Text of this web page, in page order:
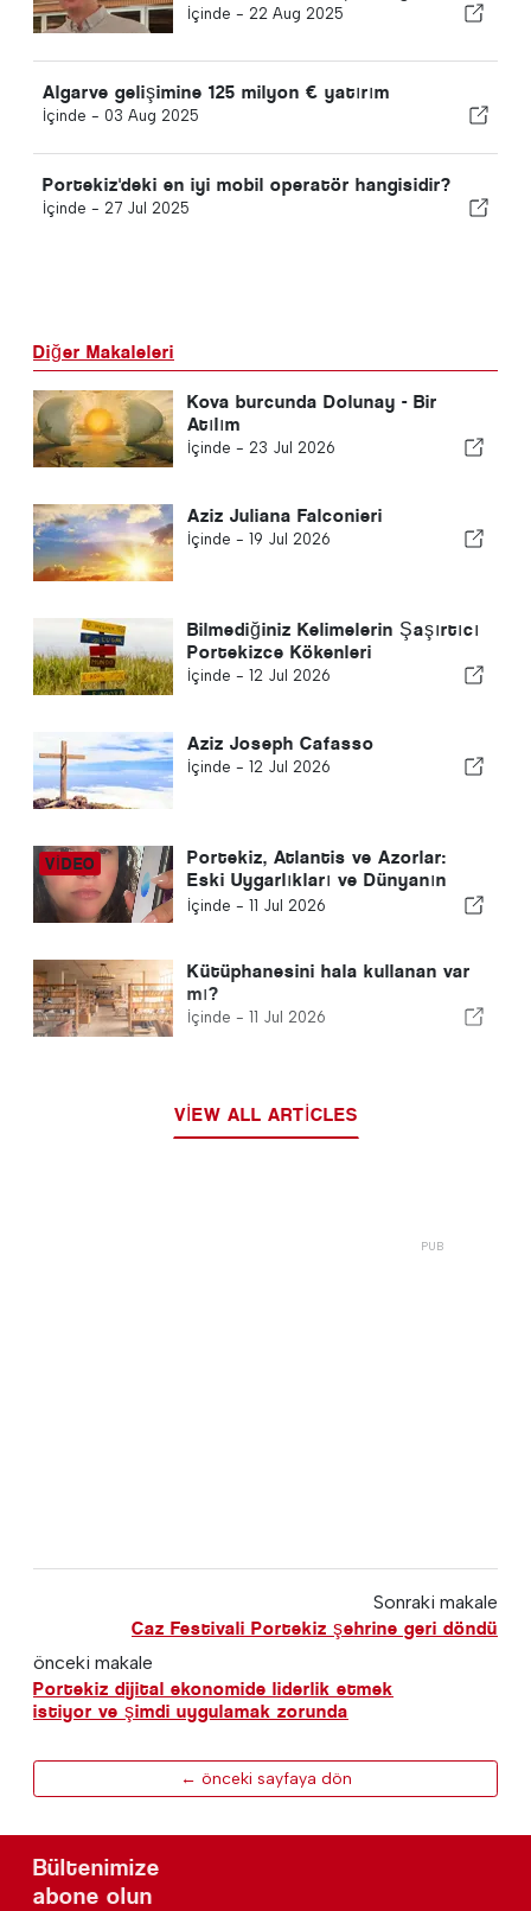
İçinde - 22 Aug 2025
Algarve gelişimine 125 milyon € yatırım
İçinde - 03 Aug 2025
Portekiz'deki en iyi mobil operatör hangisidir?
İçinde - 27 Jul 2025
Diğer Makaleleri
Kova burcunda Dolunay - Bir
Atılım
İçinde - 23 Jul 2026
Aziz Juliana Falconieri
İçinde - 19 Jul 2026
Bilmediğiniz Kelimelerin Şaşırtıcı
Portekizce Kökenleri
İçinde - 12 Jul 2026
Aziz Joseph Cafasso
İçinde - 12 Jul 2026
Portekiz, Atlantis ve Azorlar:
Eski Uygarlıkları ve Dünyanın
Gizli Enerjisini Keşfetmek
İçinde - 11 Jul 2026
Kütüphanesini hala kullanan var
mı?
İçinde - 11 Jul 2026
VIEW ALL ARTICLES
Sonraki makale
Caz Festivali Portekiz şehrine geri döndü
önceki makale
Portekiz dijital ekonomide liderlik etmek
istiyor ve şimdi uygulamak zorunda
← önceki sayfaya dön
Bültenimize
abone olun